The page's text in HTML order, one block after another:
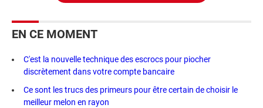
EN CE MOMENT
C'est la nouvelle technique des escrocs pour piocher
discrètement dans votre compte bancaire
Ce sont les trucs des primeurs pour être certain de choisir le
meilleur melon en rayon